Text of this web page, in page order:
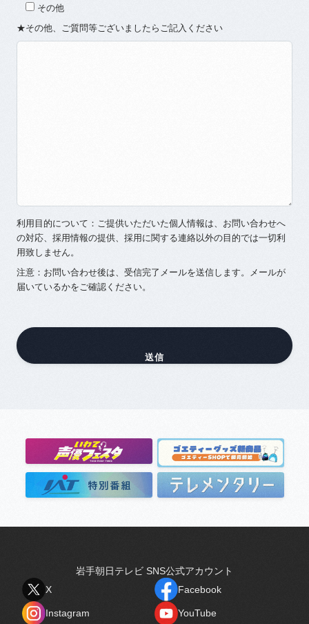
その他
★その他、ご質問等ございましたらご記入ください
利用目的について：ご提供いただいた個人情報は、お問い合わせへ
の対応、採用情報の提供、採用に関する連絡以外の目的では一切利
用致しません。
注意：お問い合わせ後は、受信完了メールを送信します。メールが
届いているかをご確認ください。
岩手朝日テレビ SNS公式アカウント
X
Facebook
Instagram
YouTube